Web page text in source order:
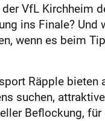
VfL Kirchheim
ins Finale?
wenn es beim
Räpple
suchen,
Beflockung,